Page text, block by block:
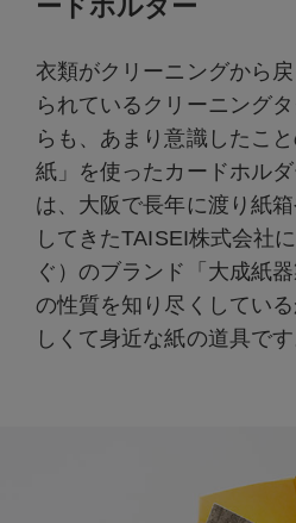
ードホルダー
衣類がクリーニングから
られているクリーニング
らも、あまり意識したこ
紙」を使ったカードホル
は、大阪で長年に渡り紙
してきたTAISEI株式会社
ぐ）のブランド「大成紙
の性質を知り尽くしてい
しくて身近な紙の道具です